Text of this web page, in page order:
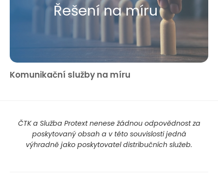
Řešení na míru
Komunikační služby na míru
ČTK a Služba Protext nenese žádnou odpovědnost za
poskytovaný obsah a v této souvislosti jedná
výhradně jako poskytovatel distribučních služeb.